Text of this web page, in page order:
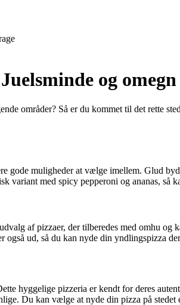
og omegn
områder? Så er du kommet til det rette
muligheder at vælge imellem. Glud
variant med spicy pepperoni og ananas, så
af pizzaer, der tilberedes med omhu
ud, så du kan nyde din yndlingspizza
hyggelige pizzeria er kendt for deres
Du kan vælge at nyde din pizza på